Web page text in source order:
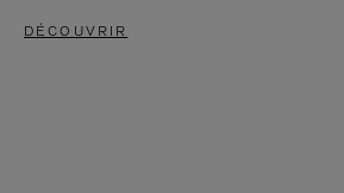
DÉCOUVRIR